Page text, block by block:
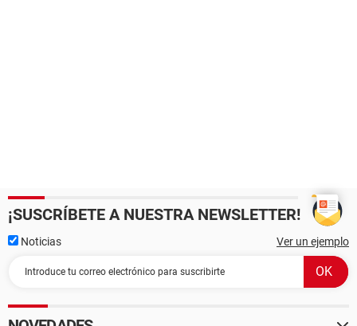
¡SUSCRÍBETE A NUESTRA NEWSLETTER!
Noticias Ver un ejemplo